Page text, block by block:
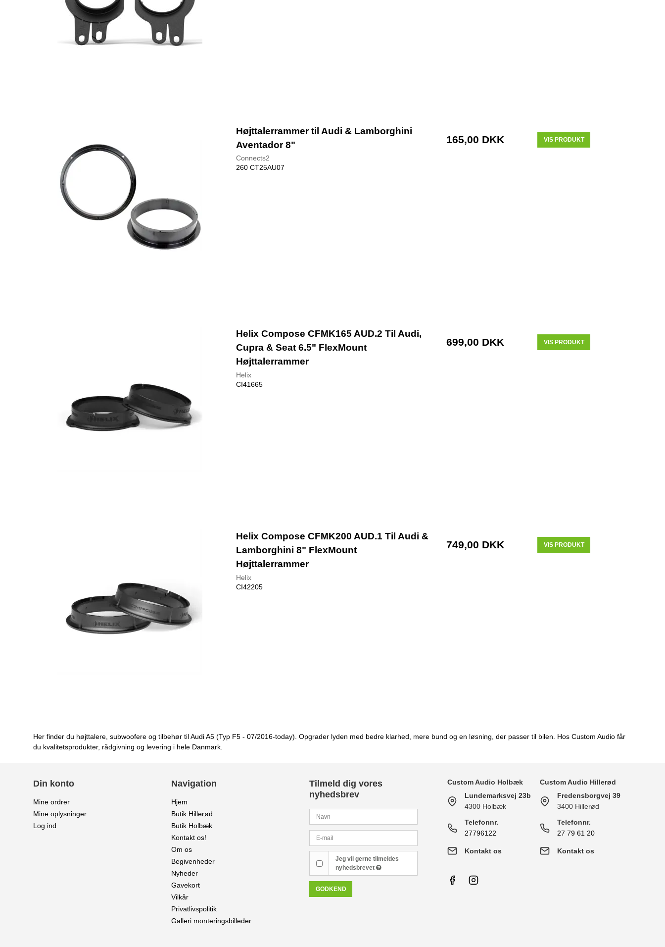
Højttalerrammer til Audi & Lamborghini
Aventador 8"
Connects2
260 CT25AU07
165,00 DKK VIS PRODUKT
Helix Compose CFMK165 AUD.2 Til Audi,
Cupra & Seat 6.5" FlexMount
Højttalerrammer
Helix
CI41665
699,00 DKK VIS PRODUKT
Helix Compose CFMK200 AUD.1 Til Audi &
Lamborghini 8" FlexMount
Højttalerrammer
Helix
CI42205
749,00 DKK VIS PRODUKT
Her finder du højttalere, subwoofere og tilbehør til Audi A5 (Typ F5 - 07/2016-today). Opgrader lyden med bedre klarhed, mere bund og en løsning, der passer til bilen. Hos Custom Audio får
du kvalitetsprodukter, rådgivning og levering i hele Danmark.
Din konto
Mine ordrer
Mine oplysninger
Log ind
Navigation
Hjem
Butik Hillerød
Butik Holbæk
Kontakt os!
Om os
Begivenheder
Nyheder
Gavekort
Vilkår
Privatlivspolitik
Galleri monteringsbilleder
Tilmeld dig vores
nyhedsbrev
Jeg vil gerne tilmeldes
nyhedsbrevet
GODKEND
Custom Audio Holbæk
Lundemarksvej 23b
4300 Holbæk
Telefonnr.
27796122
Kontakt os
Custom Audio Hillerød
Fredensborgvej 39
3400 Hillerød
Telefonnr.
27 79 61 20
Kontakt os